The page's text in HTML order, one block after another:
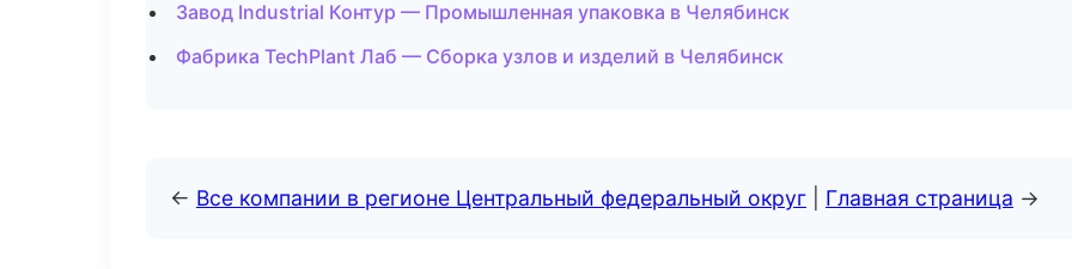
Завод Industrial Контур — Промышленная упаковка в Челябинск
Фабрика TechPlant Лаб — Сборка узлов и изделий в Челябинск
← Все компании в регионе Центральный федеральный округ Главная страница →